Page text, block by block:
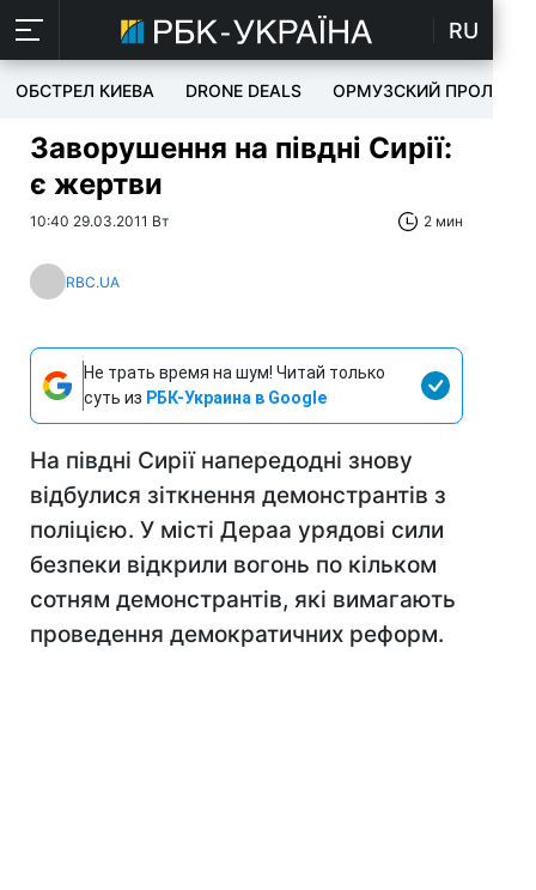
RU
ОБСТРЕЛ КИЕВА DRONE DEALS ОРМУЗСКИЙ ПРОЛИВ
Заворушення на півдні Сирії:
є жертви
10:40 29.03.2011 Вт 2 мин
RBC.UA
Не трать время на шум! Читай только
суть из РБК-Украина в Google
На півдні Сирії напередодні знову
відбулися зіткнення демонстрантів з
поліцією. У місті Дераа урядові сили
безпеки відкрили вогонь по кільком
сотням демонстрантів, які вимагають
проведення демократичних реформ.